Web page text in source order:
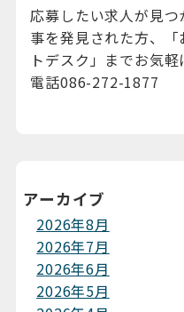
応募したい求人が見
事を発見された方、
トデスク」までお気軽
電話086-272-1877
アーカイブ
2026年8月
2026年7月
2026年6月
2026年5月